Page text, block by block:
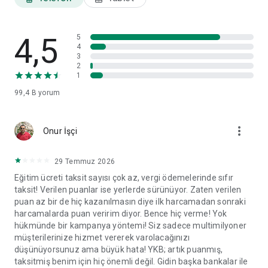
World Mobil'i yorumlarınız doğrultusunda geliştirmeye devam
edeceğiz.
4,5
99,4 B yorum
5
4
3
2
1
Onur İşçi more_vert
29 Temmuz 2026
Eğitim ücreti taksit sayısı çok az, vergi ödemelerinde sıfır
taksit! Verilen puanlar ise yerlerde sürünüyor. Zaten verilen
puan az bir de hiç kazanılmasın diye ilk harcamadan sonraki
harcamalarda puan veririm diyor. Bence hiç verme! Yok
hükmünde bir kampanya yöntemi! Siz sadece multimilyoner
müşterilerinize hizmet vererek varolacağınızı
düşünüyorsunuz ama büyük hata! YKB; artık puanmış,
taksitmiş benim için hiç önemli değil. Gidin başka bankalar ile